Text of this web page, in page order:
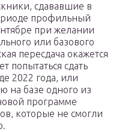
сдававшие в
профильный
при желании
или базового
пересдача окажется
попытаться сдать
2022 года, или
на базе одного из
программе
которые не смогли